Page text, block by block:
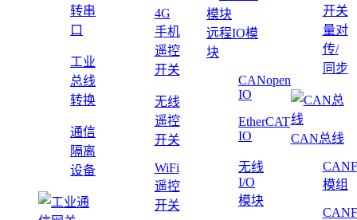
转串
口
工业
总线
转换
通信
隔离
设备
4G
手机
遥控
开关
无线
遥控
开关
WiFi
遥控
开关
远程IO模
块
CANopen
IO
EtherCAT
IO
无线
I/O
模块
开关
量对
传/
同步
CAN总线
模组